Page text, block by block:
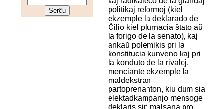
politikaj reformoj (kiel
ekzemple la deklarado de
Ĉilio kiel plurnacia ŝtato aŭ
la forigo de la senato), kaj
ankaŭ polemikis pri la
konstitucia kunveno kaj pri
la konduto de la rivaloj,
menciante ekzemple la
maldekstran
partoprenanton, kiu dum sia
elektadkampanjo mensoge
deklaris sin malsana pro